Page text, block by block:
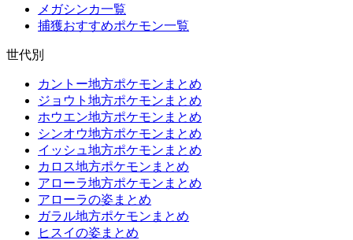
メガシンカ一覧
捕獲おすすめポケモン一覧
世代別
カントー地方ポケモンまとめ
ジョウト地方ポケモンまとめ
ホウエン地方ポケモンまとめ
シンオウ地方ポケモンまとめ
イッシュ地方ポケモンまとめ
カロス地方ポケモンまとめ
アローラ地方ポケモンまとめ
アローラの姿まとめ
ガラル地方ポケモンまとめ
ヒスイの姿まとめ